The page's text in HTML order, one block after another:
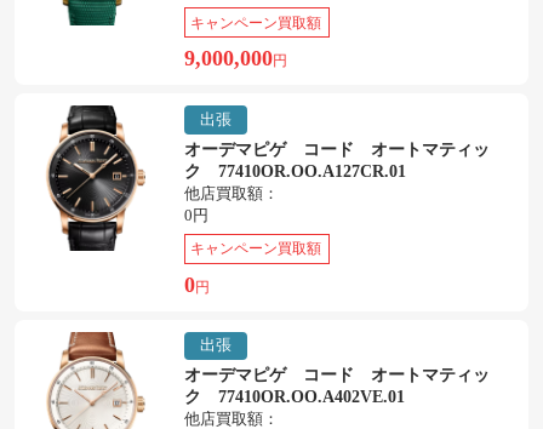
キャンペーン買取額
9,000,000円
出張
オーデマピゲ コード オートマティッ
ク 77410OR.OO.A127CR.01
他店買取額：
0円
キャンペーン買取額
0円
出張
オーデマピゲ コード オートマティッ
ク 77410OR.OO.A402VE.01
他店買取額：